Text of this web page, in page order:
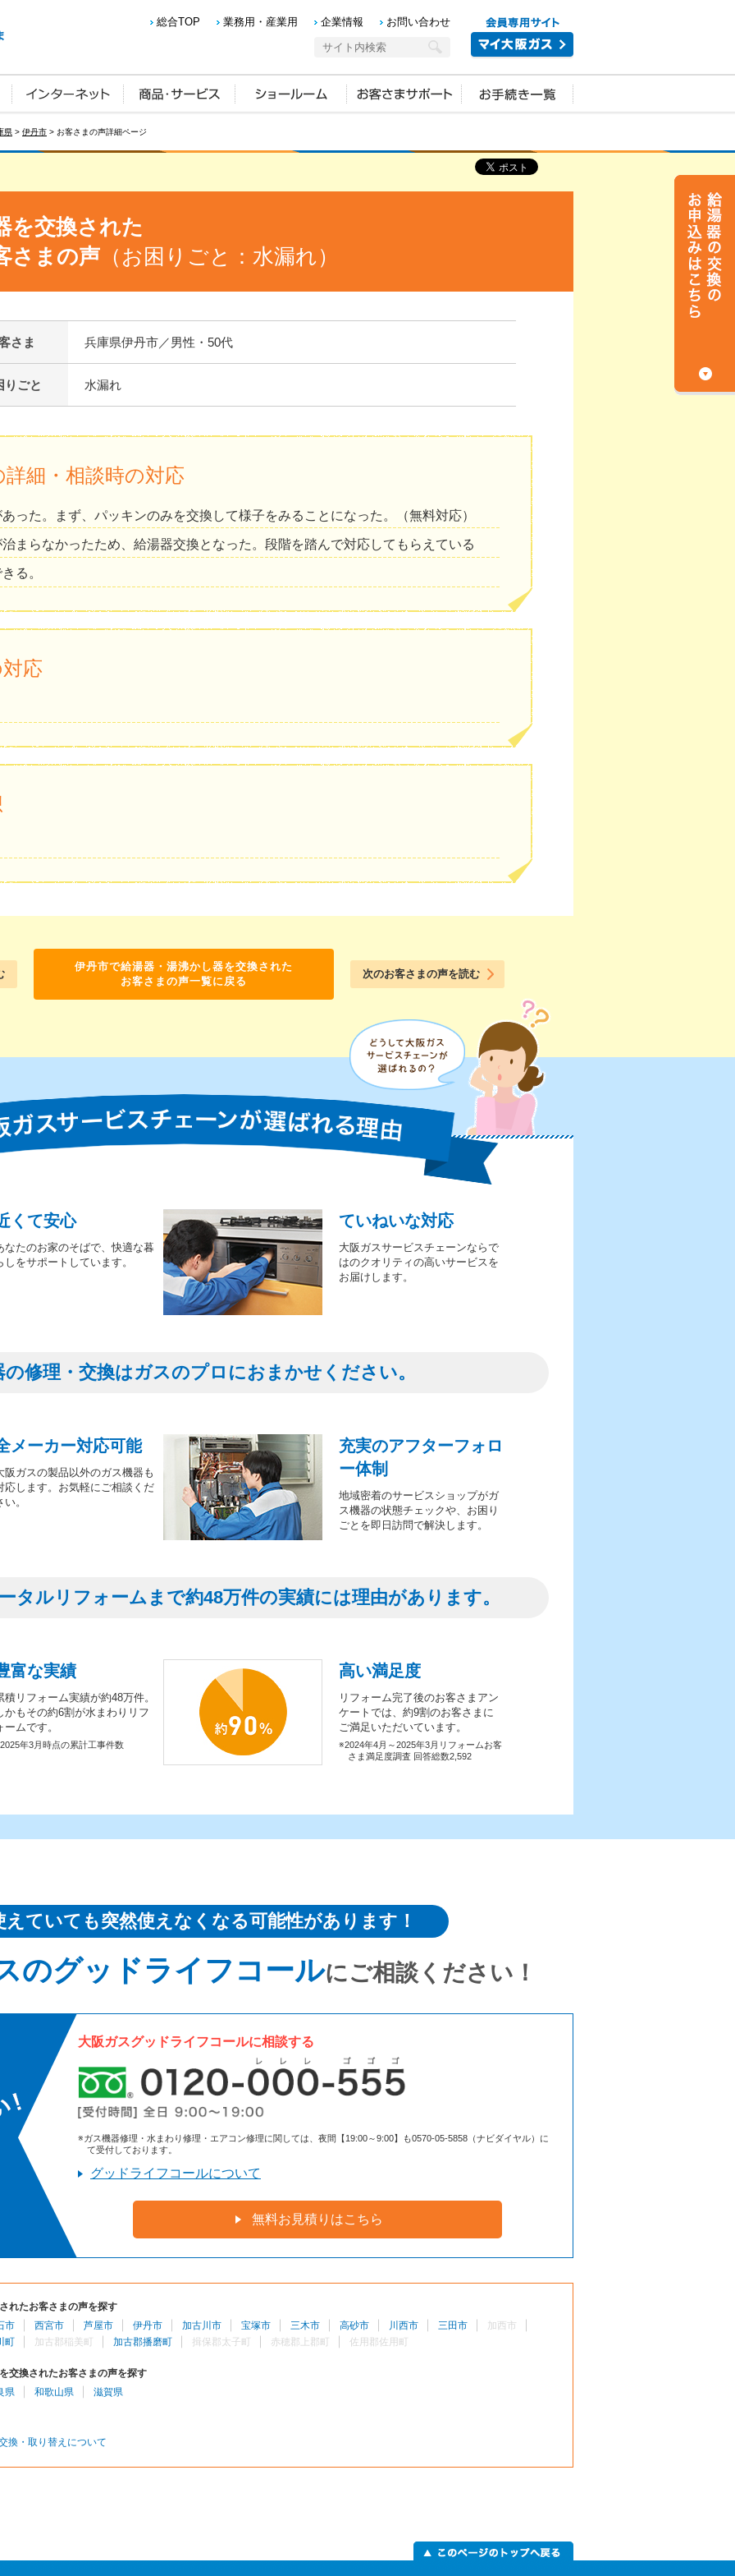
総合TOP 業務用・産業用 企業情報 お問い合わせ
県 > 伊丹市 > お客さまの声詳細ページ
を交換された
さまの声 （お困りごと：水漏れ）
さま 兵庫県伊丹市／男性・50代
りごと 水漏れ
細・相談時の対応
った。まず、パッキンのみを交換して様子をみることになった。（無料対応）
まらなかったため、給湯器交換となった。段階を踏んで対応してもらえている
る。
応
伊丹市で給湯器・湯沸かし器を交換された
お客さまの声一覧に戻る
次のお客さまの声を読む
くて安心
なたのお家のそばで、快適な暮
しをサポートしています。
ていねいな対応
大阪ガスサービスチェーンならで
はのクオリティの高いサービスを
お届けします。
の修理・交換はガスのプロにおまかせください。
メーカー対応可能
阪ガスの製品以外のガス機器も
応します。お気軽にご相談くだ
い。
充実のアフターフォロ
ー体制
地域密着のサービスショップがガ
ス機器の状態チェックや、お困り
ごとを即日訪問で解決します。
タルリフォームまで約48万件の実績には理由があります。
富な実績
積リフォーム実績が約48万件。
かもその約6割が水まわりリフ
ームです。
年3月時点の累計工事件数
高い満足度
リフォーム完了後のお客さまアン
ケートでは、約9割のお客さまに
ご満足いただいています。
※2024年4月～2025年3月リフォームお客
さま満足度調査 回答総数2,592
えていても突然使えなくなる可能性があります！
のグッドライフコールにご相談ください！
大阪ガスグッドライフコールに相談する
※ガス機器修理・水まわり修理・エアコン修理に関しては、夜間【19:00～9:00】も0570-05-5858（ナビダイヤル）に
て受付しております。
グッドライフコールについて
無料お見積りはこちら
れたお客さまの声を探す
市
西宮市 芦屋市 伊丹市 加古川市 宝塚市 三木市 高砂市 川西市 三田市
加西市
町
加古郡稲美町 加古郡播磨町 揖保郡太子町 赤穂郡上郡町 佐用郡佐用町
交換されたお客さまの声を探す
県
和歌山県 滋賀県
換・取り替えについて